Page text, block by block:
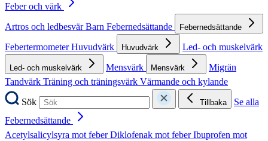
Feber och värk
Artros och ledbesvärBarn Febernedsättande Febernedsättande
FebertermometerHuvudvärk Huvudvärk Led- och muskelvärk
Led- och muskelvärk Mensvärk Mensvärk
Migrän
Tandvärk Träning och träningsvärk Värmande och kylande
Sök
Tillbaka
Se alla
Febernedsättande
Acetylsalicylsyra mot feberDiklofenak mot feberIbuprofen mot